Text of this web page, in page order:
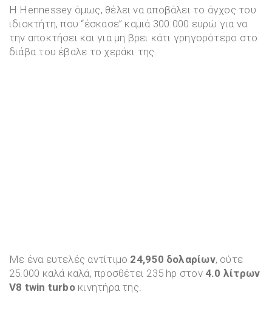
Η Hennessey όμως, θέλει να αποβάλει το άγχος του
ιδιοκτήτη, που “έσκασε” καμιά 300.000 ευρώ για να
την αποκτήσει και για μη βρει κάτι γρηγορότερο στο
διάβα του έβαλε το χεράκι της.
Με ένα ευτελές αντίτιμο 24,950 δολαρίων, ούτε
25.000 καλά καλά, προσθέτει 235 hp στον4.0 λίτρων
V8 twin turboκινητήρα της.